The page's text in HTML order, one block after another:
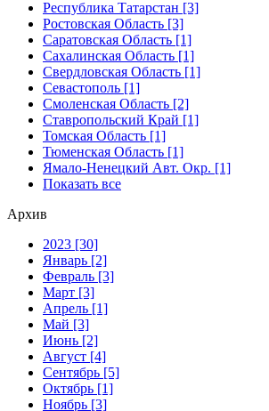
Республика Татарстан [3]
Ростовская Область [3]
Саратовская Область [1]
Сахалинская Область [1]
Свердловская Область [1]
Севастополь [1]
Смоленская Область [2]
Ставропольский Край [1]
Томская Область [1]
Тюменская Область [1]
Ямало-Ненецкий Авт. Окр. [1]
Показать все
Архив
2023 [30]
Январь [2]
Февраль [3]
Март [3]
Апрель [1]
Май [3]
Июнь [2]
Август [4]
Сентябрь [5]
Октябрь [1]
Ноябрь [3]